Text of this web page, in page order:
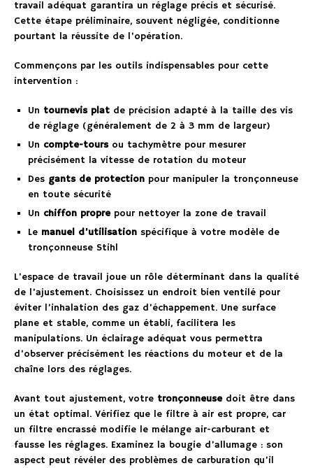
travail adéquat garantira un réglage précis et sécurisé.
Cette étape préliminaire, souvent négligée, conditionne
pourtant la réussite de l’opération.
Commençons par les outils indispensables pour cette
intervention :
Un tournevis plat de précision adapté à la taille des vis
de réglage (généralement de 2 à 3 mm de largeur)
Un compte-toursou tachymètre pour mesurer
précisément la vitesse de rotation du moteur
Des gants de protection pour manipuler la tronçonneuse
en toute sécurité
Un chiffon proprepour nettoyer la zone de travail
Le manuel d’utilisation spécifique à votre modèle de
tronçonneuse Stihl
L’espace de travail joue un rôle déterminant dans la qualité
de l’ajustement. Choisissez un endroit bien ventilé pour
éviter l’inhalation des gaz d’échappement. Une surface
plane et stable, comme un établi, facilitera les
manipulations. Un éclairage adéquat vous permettra
d’observer précisément les réactions du moteur et de la
chaîne lors des réglages.
Avant tout ajustement, votre tronçonneusedoit être dans
un état optimal. Vérifiez que le filtre à air est propre, car
un filtre encrassé modifie le mélange air-carburant et
fausse les réglages. Examinez la bougie d’allumage : son
aspect peut révéler des problèmes de carburation qu’il